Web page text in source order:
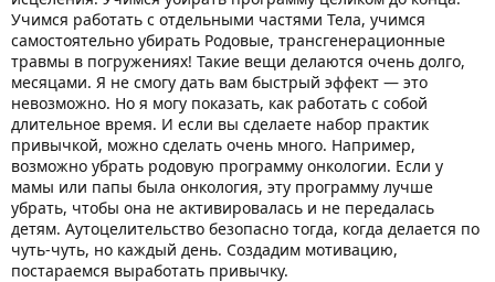
Учимся работать с отдельными частями Тела, учимся
самостоятельно убирать Родовые, трансгенерационные
травмы в погружениях! Такие вещи делаются очень долго,
месяцами. Я не смогу дать вам быстрый эффект — это
невозможно. Но я могу показать, как работать с собой
длительное время. И если вы сделаете набор практик
привычкой, можно сделать очень много. Например,
возможно убрать родовую программу онкологии. Если у
мамы или папы была онкология, эту программу лучше
убрать, чтобы она не активировалась и не передалась
детям. Аутоцелительство безопасно тогда, когда делается по
чуть-чуть, но каждый день. Создадим мотивацию,
постараемся выработать привычку.